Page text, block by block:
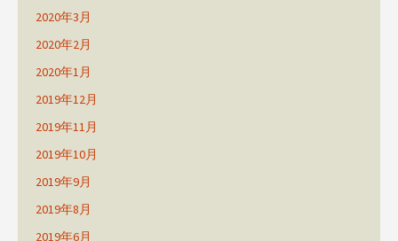
2020年3月
2020年2月
2020年1月
2019年12月
2019年11月
2019年10月
2019年9月
2019年8月
2019年6月